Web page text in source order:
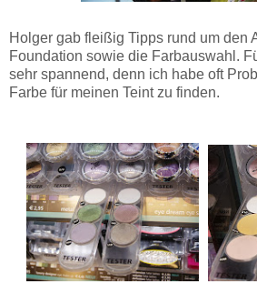
Holger gab fleißig Tipps rund um den
Foundation sowie die Farbauswahl.
sehr spannend, denn ich habe oft
Farbe für meinen Teint zu finden.